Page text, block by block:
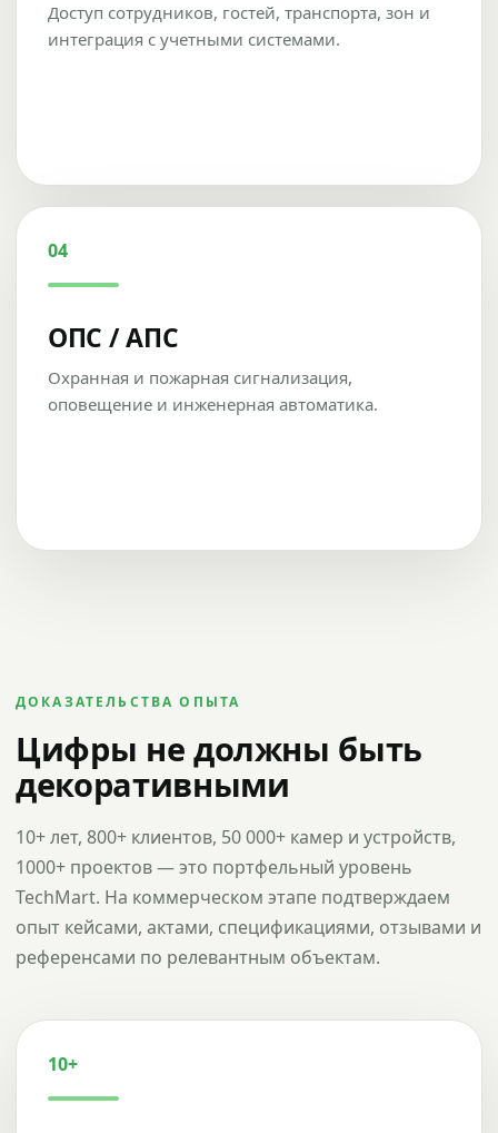
Доступ сотрудников, гостей, транспорта, зон и
интеграция с учетными системами.
04
ОПС / АПС
Охранная и пожарная сигнализация,
оповещение и инженерная автоматика.
ДОКАЗАТЕЛЬСТВА ОПЫТА
Цифры не должны быть
декоративными
10+ лет, 800+ клиентов, 50 000+ камер и устройств,
1000+ проектов — это портфельный уровень
TechMart. На коммерческом этапе подтверждаем
опыт кейсами, актами, спецификациями, отзывами и
референсами по релевантным объектам.
10+